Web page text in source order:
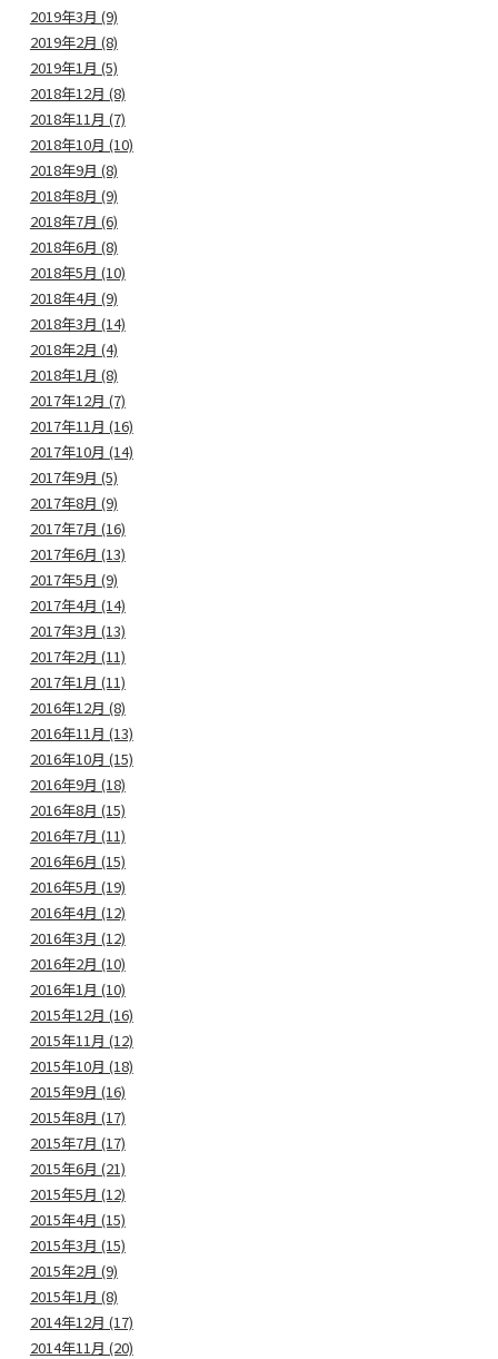
2019年3月 (9)
2019年2月 (8)
2019年1月 (5)
2018年12月 (8)
2018年11月 (7)
2018年10月 (10)
2018年9月 (8)
2018年8月 (9)
2018年7月 (6)
2018年6月 (8)
2018年5月 (10)
2018年4月 (9)
2018年3月 (14)
2018年2月 (4)
2018年1月 (8)
2017年12月 (7)
2017年11月 (16)
2017年10月 (14)
2017年9月 (5)
2017年8月 (9)
2017年7月 (16)
2017年6月 (13)
2017年5月 (9)
2017年4月 (14)
2017年3月 (13)
2017年2月 (11)
2017年1月 (11)
2016年12月 (8)
2016年11月 (13)
2016年10月 (15)
2016年9月 (18)
2016年8月 (15)
2016年7月 (11)
2016年6月 (15)
2016年5月 (19)
2016年4月 (12)
2016年3月 (12)
2016年2月 (10)
2016年1月 (10)
2015年12月 (16)
2015年11月 (12)
2015年10月 (18)
2015年9月 (16)
2015年8月 (17)
2015年7月 (17)
2015年6月 (21)
2015年5月 (12)
2015年4月 (15)
2015年3月 (15)
2015年2月 (9)
2015年1月 (8)
2014年12月 (17)
2014年11月 (20)